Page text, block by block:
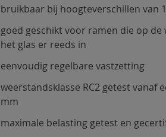
bruikbaar bij hoogteverschillen van
goed geschikt voor ramen die op
het glas er reeds in
eenvoudig regelbare vastzetting
weerstandsklasse RC2 getest vanaf
mm
maximale belasting getest en